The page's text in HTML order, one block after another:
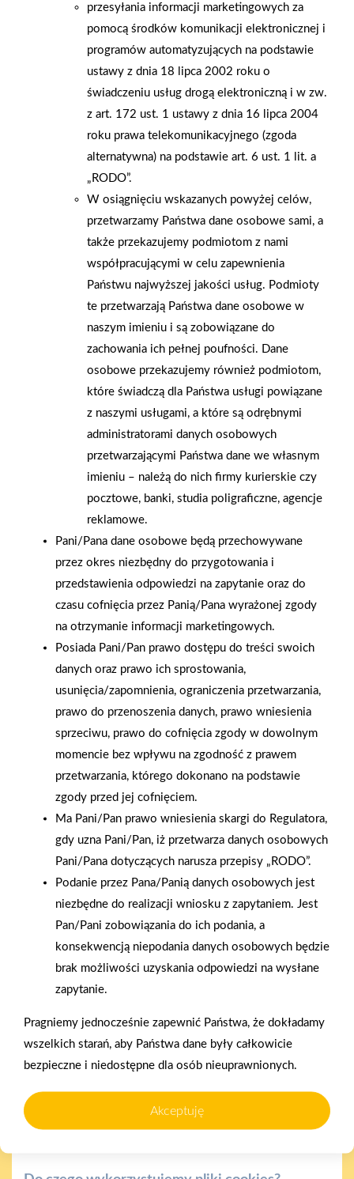
osób. W Mrówce jest bardzo szeroki i różnorodny asortyment
do wyposażenia domu, ogrodu oraz do remontu i budowy
domu. Dla klientów pracownicy oferują również szeroki
wachlarz usług, między innymi projektowanie łazienek.
Ostrowiec Świętokrzyski to 60-tysięczne miasto powiatowe,
w woj. świętokrzyskim.
AKTUALNOŚCI
gra z WOŚP. Powstała
firmowa eSkarbonka na
rzecz gastroenterologii
dziecięcej
Zacisze S.A. dołącza do
Grupy PSB. Sieć kończy
otwarciem po
rebrandingu
2025-12-31
Otwarcie sklepu PSB
Mrówka w Wyrzysku
Gwarancja jakości
naszych produktów
Zakupy w systemie
ratalnym
przesyłania informacji marketingowych za
pomocą środków komunikacji elektronicznej i
programów automatyzujących na podstawie
ustawy z dnia 18 lipca 2002 roku o
świadczeniu usług drogą elektroniczną i w zw.
z art. 172 ust. 1 ustawy z dnia 16 lipca 2004
roku prawa telekomunikacyjnego (zgoda
alternatywna) na podstawie art. 6 ust. 1 lit. a
„RODO”.
W osiągnięciu wskazanych powyżej celów,
przetwarzamy Państwa dane osobowe sami, a
także przekazujemy podmiotom z nami
współpracującymi w celu zapewnienia
Państwu najwyższej jakości usług. Podmioty
te przetwarzają Państwa dane osobowe w
naszym imieniu i są zobowiązane do
zachowania ich pełnej poufności. Dane
osobowe przekazujemy również podmiotom,
które świadczą dla Państwa usługi powiązane
z naszymi usługami, a które są odrębnymi
administratorami danych osobowych
przetwarzającymi Państwa dane we własnym
imieniu – należą do nich firmy kurierskie czy
pocztowe, banki, studia poligraficzne, agencje
reklamowe.
Pani/Pana dane osobowe będą przechowywane
przez okres niezbędny do przygotowania i
przedstawienia odpowiedzi na zapytanie oraz do
czasu cofnięcia przez Panią/Pana wyrażonej zgody
na otrzymanie informacji marketingowych.
Posiada Pani/Pan prawo dostępu do treści swoich
danych oraz prawo ich sprostowania,
usunięcia/zapomnienia, ograniczenia przetwarzania,
prawo do przenoszenia danych, prawo wniesienia
sprzeciwu, prawo do cofnięcia zgody w dowolnym
momencie bez wpływu na zgodność z prawem
przetwarzania, którego dokonano na podstawie
zgody przed jej cofnięciem.
Ma Pani/Pan prawo wniesienia skargi do Regulatora,
gdy uzna Pani/Pan, iż przetwarza danych osobowych
Pani/Pana dotyczących narusza przepisy „RODO”.
Podanie przez Pana/Panią danych osobowych jest
niezbędne do realizacji wniosku z zapytaniem. Jest
Pan/Pani zobowiązania do ich podania, a
konsekwencją niepodania danych osobowych będzie
brak możliwości uzyskania odpowiedzi na wysłane
zapytanie.
Pragniemy jednocześnie zapewnić Państwa, że dokładamy
wszelkich starań, aby Państwa dane były całkowicie
bezpieczne i niedostępne dla osób nieuprawnionych.
Akceptuję
Polityka plików cookies
Nasz serwis internetowy wykorzystuje pliki cookies w celu
użytkowania oraz analizy ruchu na stronie.
Czym są pliki cookies?
użytkownika (komputerze, tablecie, smartfonie) podczas
korzystania z naszej strony internetowej. Pliki te mogą być
odczytywane przez nasz system oraz systemy zaufanych